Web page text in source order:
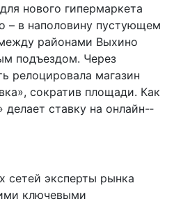
нового гипермаркета
– в наполовину пустующем
районами Выхино
подъездом. Через
релоцировала магазин
сократив площади. Как
делает ставку на онлайн-­
сетей эксперты рынка
ключевыми